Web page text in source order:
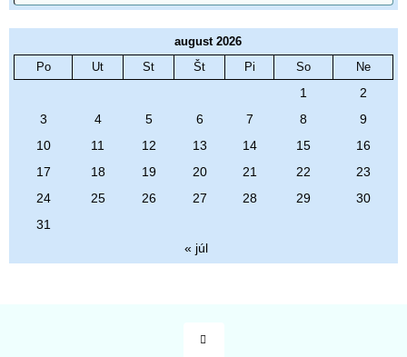
august 2026
Po
Ut St Št Pi So Ne
1
2
3
4 5 6 7 8
9
10
11 12 13 14 15
16
17
18 19 20 21 22
23
24
25 26 27 28 29
30
31
« júl